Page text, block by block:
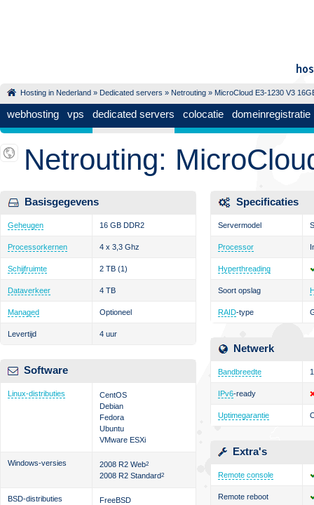
Hosting in Nederland » Dedicated servers » Netrouting » MicroCloud E3-1230 V3
webhosting vps dedicated servers colocatie domeinregistratie
Netrouting:
Basisgegevens
Geheugen 16 GB DDR2
Processorkernen 4 x 3,3 Ghz
Schijfruimte 2 TB (1)
Dataverkeer 4 TB
Managed Optioneel
Levertijd 4 uur
Software
Linux-distributies
CentOS
Debian
Fedora
Ubuntu
VMware ESXi
Windows-versies 2008 R2 Web2
2008 R2 Standard2
BSD-distributies FreeBSD
Specificaties
Servermodel
Processor
Hyperthreading
Soort opslag
RAID-type
Netwerk
Bandbreedte
IPv6-ready
Uptimegarantie
Extra's
Remote console
Remote reboot